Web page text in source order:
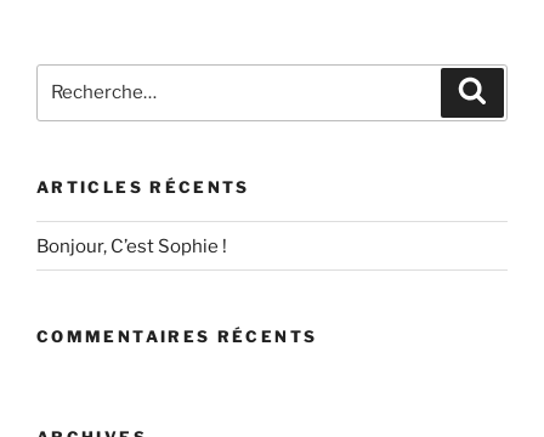
pour
ARTICLES RÉCENTS
Bonjour, C’est Sophie !
COMMENTAIRES RÉCENTS